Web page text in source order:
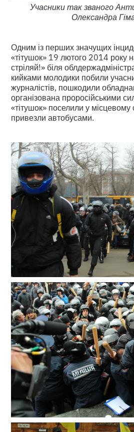
Учасники так званого
Олександра
Одним із перших значущих
«тітушок» 19 лютого 2014 року
стріляй!» біля
кийками молодики побили
журналістів, пошкодили
організована проросійськими
«тітушок» поселили у
привезли автобусами.